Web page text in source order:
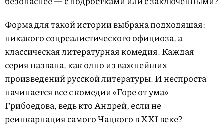
Форма для такой истории выбрана подходящая:
никакого соцреалистического официоза, а
классическая литературная комедия. Каждая
серия названа, как одно из важнейших
произведений русской литературы. И неспроста
начинается все с комедии «Горе от ума»
Грибоедова, ведь кто Андрей, если не
реинкарнация самого Чацкого в XXI веке?